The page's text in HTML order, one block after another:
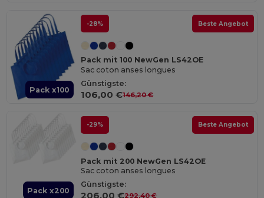
Pack x100
-28% Beste Angebot
Pack mit 100 NewGen LS42OE
Sac coton anses longues
Günstigste:
106,00 €146,20 €
Pack x200
-29% Beste Angebot
Pack mit 200 NewGen LS42OE
Sac coton anses longues
Günstigste:
206,00 €292,40 €